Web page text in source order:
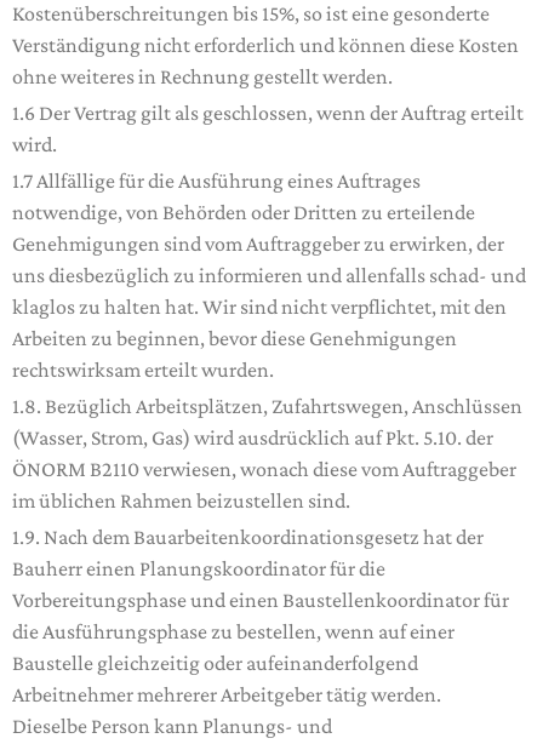
Kostenüberschreitungen bis 15%, so ist eine gesonderte
Verständigung nicht erforderlich und können diese Kosten
ohne weiteres in Rechnung gestellt werden.
1.6 Der Vertrag gilt als geschlossen, wenn der Auftrag erteilt
wird.
1.7 Allfällige für die Ausführung eines Auftrages
notwendige, von Behörden oder Dritten zu erteilende
Genehmigungen sind vom Auftraggeber zu erwirken, der
uns diesbezüglich zu informieren und allenfalls schad- und
klaglos zu halten hat. Wir sind nicht verpflichtet, mit den
Arbeiten zu beginnen, bevor diese Genehmigungen
rechtswirksam erteilt wurden.
1.8. Bezüglich Arbeitsplätzen, Zufahrtswegen, Anschlüssen
(Wasser, Strom, Gas) wird ausdrücklich auf Pkt. 5.10. der
ÖNORM B2110 verwiesen, wonach diese vom Auftraggeber
im üblichen Rahmen beizustellen sind.
1.9. Nach dem Bauarbeitenkoordinationsgesetz hat der
Bauherr einen Planungskoordinator für die
Vorbereitungsphase und einen Baustellenkoordinator für
die Ausführungsphase zu bestellen, wenn auf einer
Baustelle gleichzeitig oder aufeinanderfolgend
Arbeitnehmer mehrerer Arbeitgeber tätig werden.
Dieselbe Person kann Planungs- und